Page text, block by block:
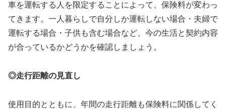
車を運転する人を限定することによって、保険料が変わっ
てきます。一人暮らしで自分しか運転しない場合・夫婦で
運転する場合・子供も含む場合など、今の生活と契約内容
が合っているかどうかを確認しましょう。
◎走行距離の見直し
使用目的とともに、年間の走行距離も保険料に関係してく